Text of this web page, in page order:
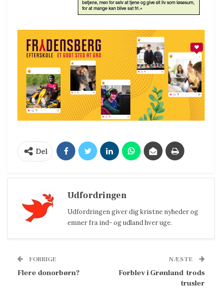
Del
Udfordringen
Udfordringen giver dig kristne nyheder og
emner fra ind- og udland hver uge.
FORRIGE
Flere donorbørn?
NÆSTE
Forblev i Grønland  trods
trusler